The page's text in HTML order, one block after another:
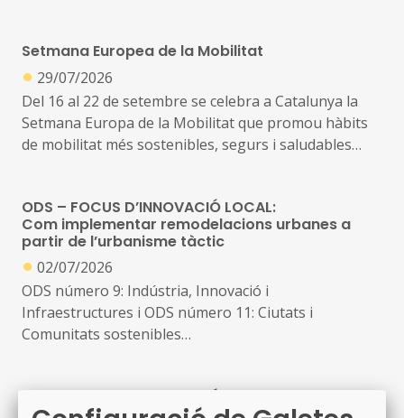
A més, impulsa una nova declaració que inclou altres
53 municipis que no es consideraven de mercat tens,
però que s’ha identificat que ara compleixen les
condicions per aplicar el topall de preus
Setmana Europea de la Mobilitat
● 29/07/2026
Del 16 al 22 de setembre se celebra a Catalunya la
Setmana Europa de la Mobilitat que promou hàbits
de mobilitat més sostenibles, segurs i saludables
visualitzar els canvis possibles en l’ús de l’espai
públic, millorar la qualitat de l’aire i la reducció de la
contaminació
ODS – FOCUS D’INNOVACIÓ LOCAL:
Com implementar remodelacions urbanes a
partir de l’urbanisme tàctic
● 02/07/2026
ODS número 9: Indústria, Innovació i
Infraestructures i ODS número 11: Ciutats i
Comunitats sostenibles
ODS – FOCUS D’INNOVACIÓ LOCAL: